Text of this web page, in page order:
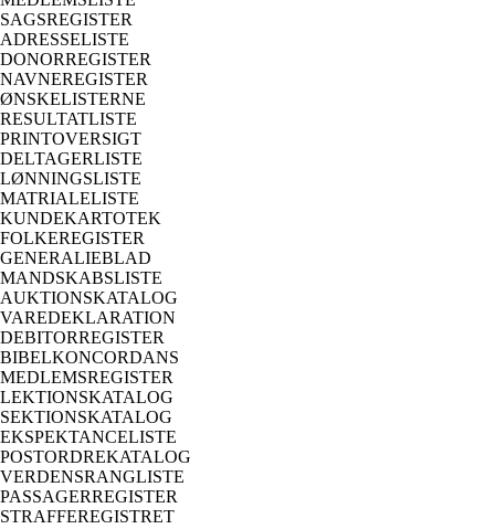
SAGSREGISTER
ADRESSELISTE
DONORREGISTER
NAVNEREGISTER
ØNSKELISTERNE
RESULTATLISTE
PRINTOVERSIGT
DELTAGERLISTE
LØNNINGSLISTE
MATRIALELISTE
KUNDEKARTOTEK
FOLKEREGISTER
GENERALIEBLAD
MANDSKABSLISTE
AUKTIONSKATALOG
VAREDEKLARATION
DEBITORREGISTER
BIBELKONCORDANS
MEDLEMSREGISTER
LEKTIONSKATALOG
SEKTIONSKATALOG
EKSPEKTANCELISTE
POSTORDREKATALOG
VERDENSRANGLISTE
PASSAGERREGISTER
STRAFFEREGISTRET